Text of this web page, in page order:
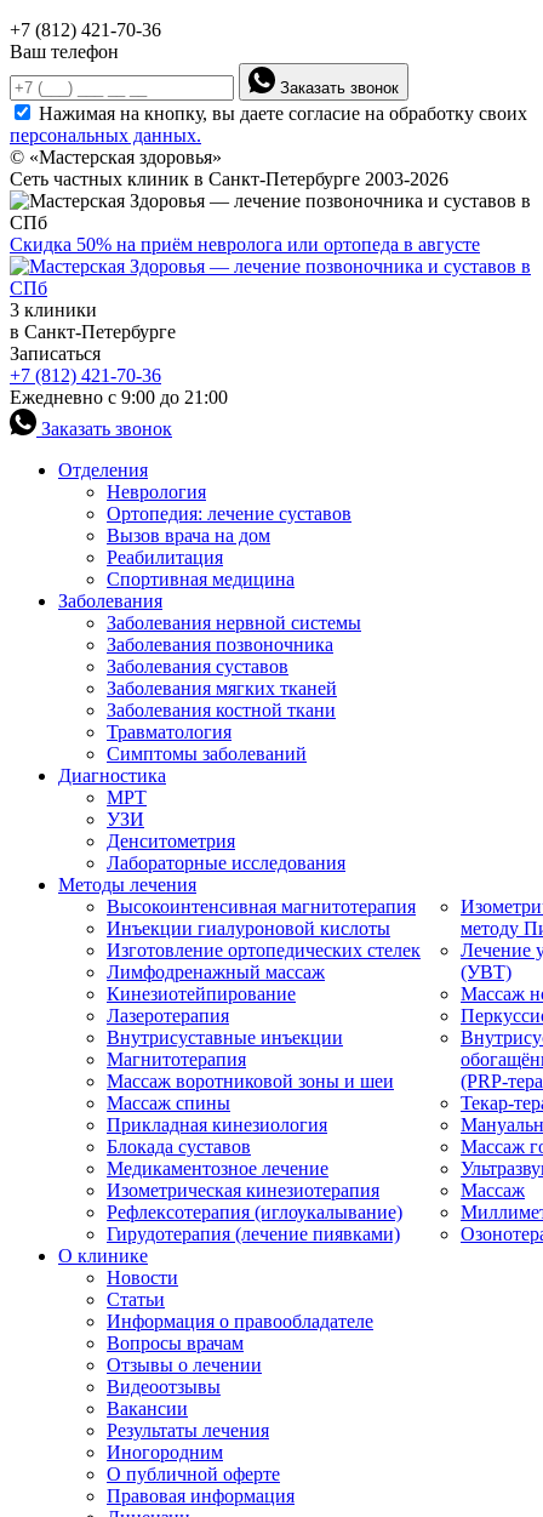
+7 (812) 421-70-36
Ваш телефон
Заказать звонок
Нажимая на кнопку, вы даете согласие на обработку своих
персональных данных.
© «Мастерская здоровья»
Сеть частных клиник в Санкт-Петербурге 2003-2026
Скидка 50% на приём невролога или ортопеда в августе
3 клиники
в Санкт-Петербурге
Записаться
+7 (812) 421-70-36
Ежедневно с 9:00 до 21:00
Заказать звонок
Отделения
Неврология
Ортопедия: лечение суставов
Вызов врача на дом
Реабилитация
Спортивная медицина
Заболевания
Заболевания нервной системы
Заболевания позвоночника
Заболевания суставов
Заболевания мягких тканей
Заболевания костной ткани
Травматология
Симптомы заболеваний
Диагностика
МРТ
УЗИ
Денситометрия
Лабораторные исследования
Методы лечения
Высокоинтенсивная магнитотерапия
Инъекции гиалуроновой кислоты
Изготовление ортопедических стелек
Лимфодренажный массаж
Кинезиотейпирование
Лазеротерапия
Внутрисуставные инъекции
Магнитотерапия
Массаж воротниковой зоны и шеи
Массаж спины
Прикладная кинезиология
Блокада суставов
Медикаментозное лечение
Изометрическая кинезиотерапия
Рефлексотерапия (иглоукалывание)
Гирудотерапия (лечение пиявками)
методу
Лечение
(УВТ)
Массаж
(PRP-
Текар-
Массаж
Массаж
О клинике
Новости
Статьи
Информация о правообладателе
Вопросы врачам
Отзывы о лечении
Видеоотзывы
Вакансии
Результаты лечения
Иногородним
О публичной оферте
Правовая информация